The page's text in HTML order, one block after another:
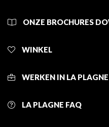
ONZE BROCHURES
WINKEL
WERKEN IN LA PLAGNE
LA PLAGNE FAQ